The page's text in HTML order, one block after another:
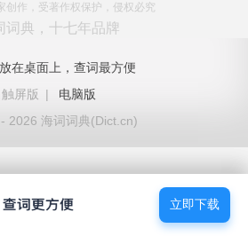
创作，受著作权保护，侵权必究
词典，十七年品牌
在桌面上，查词最方便
触屏版
|
电脑版
2026 海词词典(Dict.cn)
立即下载
立即下载